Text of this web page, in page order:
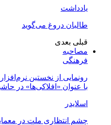
یادداشت
طالبان دروغ می‌گوید
قبلیبعدی
مصاحبه
فرهنگی
رونمایی از نخستین نرم‌افزار
با عنوان «افلاکی‌ها» در
اسلایدر